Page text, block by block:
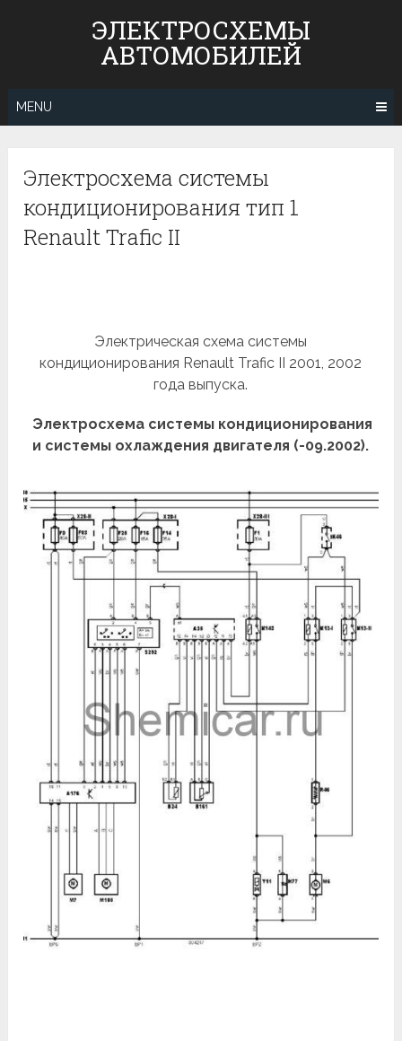
ЭЛЕКТРОСХЕМЫ
АВТОМОБИЛЕЙ
MENU
Электросхема системы
кондиционирования тип 1
Renault Trafic II
Электрическая схема системы
кондиционирования Renault Trafic II 2001, 2002
года выпуска.
Электросхема системы кондиционирования
и системы охлаждения двигателя (-09.2002).